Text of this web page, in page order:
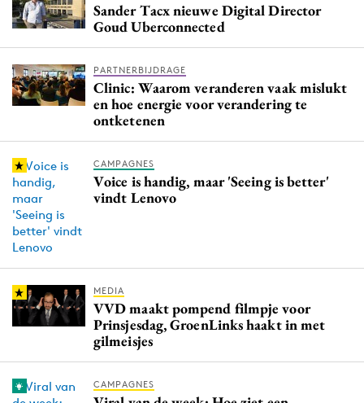
Media
PR
Programmatic
Purpose Marketing
Reputatie & crisis
Sander Tacx nieuwe Digital Director
Goud Uberconnected
PARTNERBIJDRAGE
Clinic: Waarom veranderen vaak mislukt
en hoe energie voor verandering te
ontketenen
CAMPAGNES
Voice is handig, maar 'Seeing is better'
vindt Lenovo
MEDIA
VVD maakt pompend filmpje voor
Prinsjesdag, GroenLinks haakt in met
gilmeisjes
CAMPAGNES